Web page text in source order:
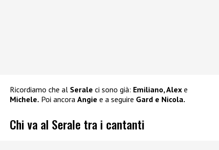
Ricordiamo che al Serale ci sono già: Emiliano, Alex e
Michele. Poi ancora Angie e a seguire Gard e Nicola.
Chi va al Serale tra i cantanti